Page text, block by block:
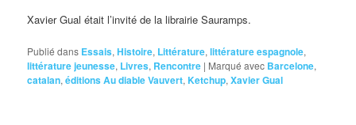
Xavier Gual était l’invité de la librairie Sauramps.
Publié dans Essais,Histoire, Littérature,littérature espagnole,
littérature jeunesse, Livres, Rencontre | Marqué avec Barcelone,
catalan,éditions Au diable Vauvert,Ketchup,Xavier Gual